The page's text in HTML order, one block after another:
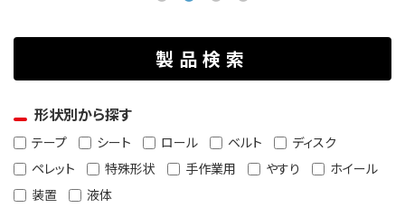
製品検索
形状別から探す
テープ シート ロール ベルト
ディスク
ペレット
特殊形状 手作業用 やすり
ホイール
装置
液体